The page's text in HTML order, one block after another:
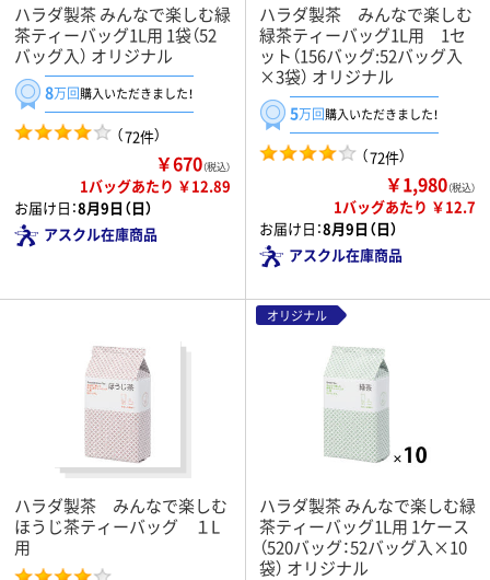
ハラダ製茶 みんなで楽しむ緑
茶ティーバッグ1L用 1袋（52
バッグ入） オリジナル
8万回購入いただきました！
（72件）
￥670（税込）
1バッグあたり ￥12.89
お届け日：8月9日（日）
アスクル在庫商品
ハラダ製茶 みんなで楽しむ
緑茶ティーバッグ1L用 1セ
ット（156バッグ:52バッグ入
×3袋） オリジナル
5万回購入いただきました！
（72件）
￥1,980（税込）
1バッグあたり ￥12.7
お届け日：8月9日（日）
アスクル在庫商品
ハラダ製茶 みんなで楽しむ
ほうじ茶ティーバッグ １L
用
オリジナル
ハラダ製茶 みんなで楽しむ緑
茶ティーバッグ1L用 1ケース
（520バッグ：52バッグ入×10
袋） オリジナル